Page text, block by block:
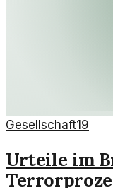
Gesellschaft19
Urteile im